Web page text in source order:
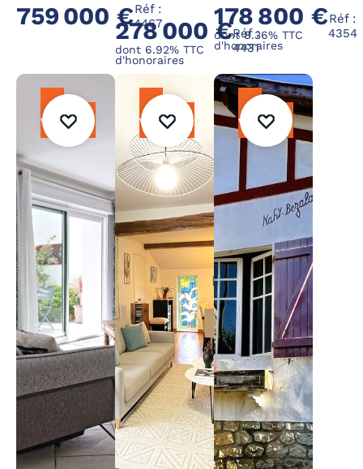
759 000 €Réf :
4467
278 000 €
dont 6.92% TTC
d'honoraires
Réf :
4431
178 800 €
dont 8.36% TTC
d'honoraires
Réf :
4354
vendre
vendre
vendre